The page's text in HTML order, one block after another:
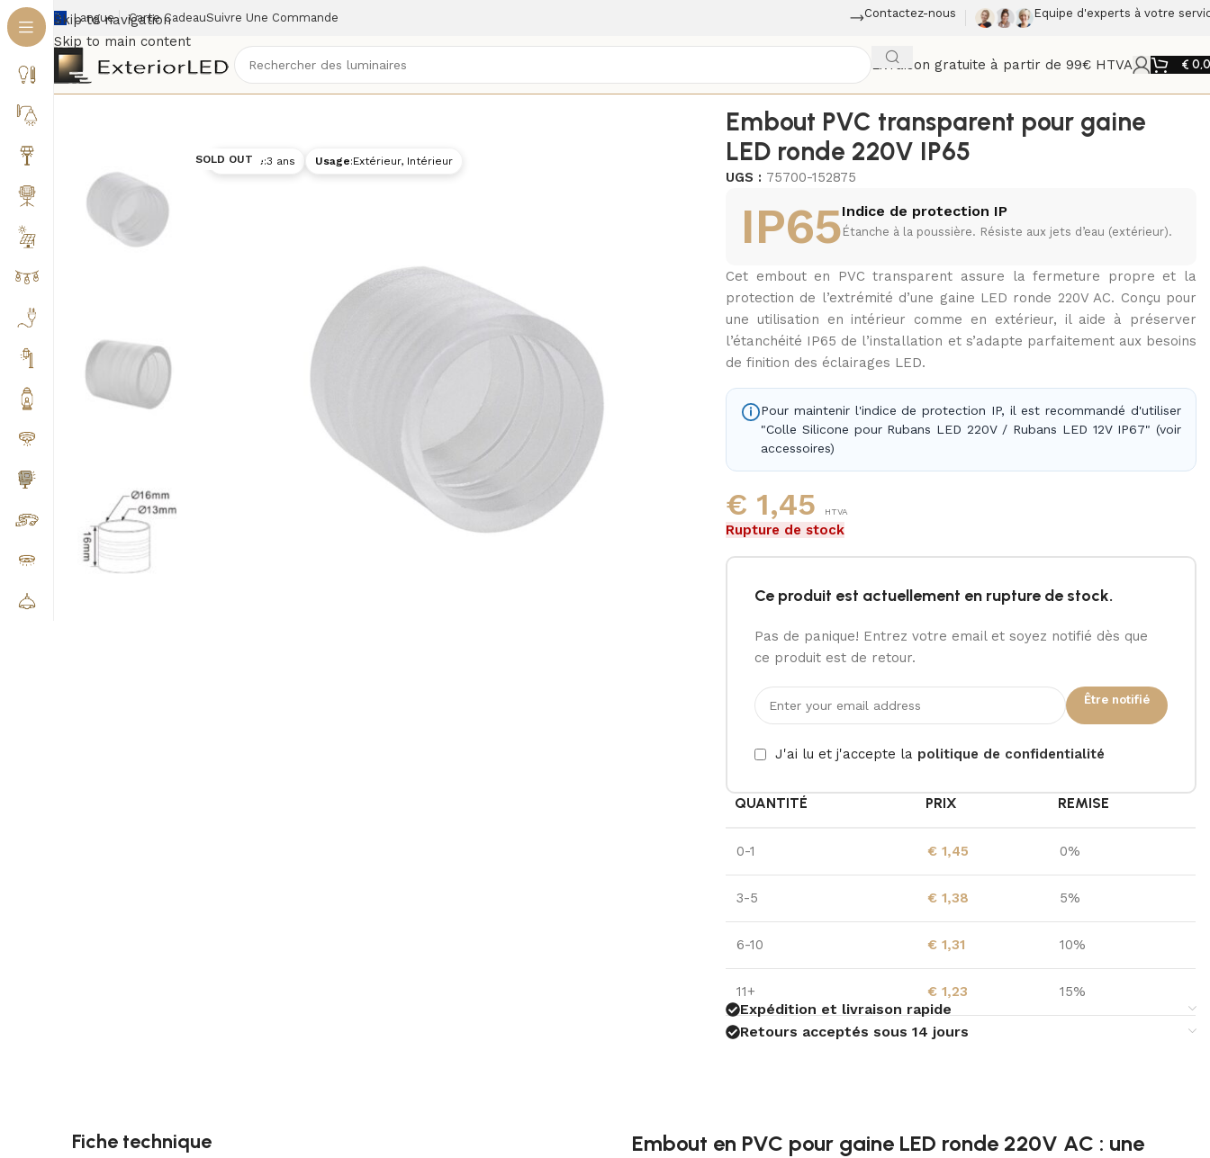
Skip to navigation
Skip to main content
Langue Carte CadeauSuivre Une Commande Contactez-nous Equipe d'experts à votre
Livraison gratuite à partir de 99€ HTVA €
Accueil /Rubans LED & Néons extérieurs/Bobines LED extérieurs/
SOLD OUT
Garantie:3 ans Usage:Extérieur, Intérieur
Embout PVC transparent pour gaine
LED ronde 220V IP65
UGS : 75700-152875
IP65Indice de protection IP
Étanche à la poussière. Résiste aux jets d’eau (extérieur).
Cet embout en PVC transparent assure la fermeture propre et la
protection de l’extrémité d’une gaine LED ronde 220V AC. Conçu pour
une utilisation en intérieur comme en extérieur, il aide à préserver
l’étanchéité IP65 de l’installation et s’adapte parfaitement aux besoins
de finition des éclairages LED.
Pour maintenir l'indice de protection IP, il est recommandé d'utiliser
"Colle Silicone pour Rubans LED 220V / Rubans LED 12V IP67" (voir
accessoires)
€ 1,45 HTVA
Rupture de stock
Ce produit est actuellement en rupture de stock.
Pas de panique! Entrez votre email et soyez notifié dès que
ce produit est de retour.
Être notifié
J'ai lu et j'accepte la politique de confidentialité
QUANTITÉ PRIX REMISE
0-1 € 1,45 0%
3-5 € 1,38 5%
6-10 € 1,31 10%
11+ € 1,23 15%
Expédition et livraison rapide
Retours acceptés sous 14 jours
Fiche technique
Embout en PVC pour gaine LED ronde 220V AC : une